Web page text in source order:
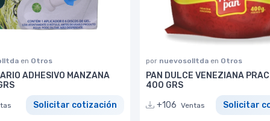
en Otros
ADHESIVO MANZANA
Solicitar cotización
por nuevosolltda en Otros
PAN DULCE VENEZIANA
400 GRS
+106 Ventas Solicitar